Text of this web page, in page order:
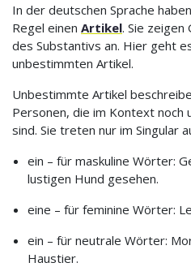
In der deutschen Sprache haben
Regel einen Artikel. Sie zeigen
des Substantivs an. Hier geht
unbestimmten Artikel.
Unbestimmte Artikel
Personen, die im Kontext noch
sind. Sie treten nur im Singular
ein – für maskuline Wörter:
lustigen Hund gesehen.
eine – für feminine Wörter:
ein – für neutrale Wörter:
Haustier.